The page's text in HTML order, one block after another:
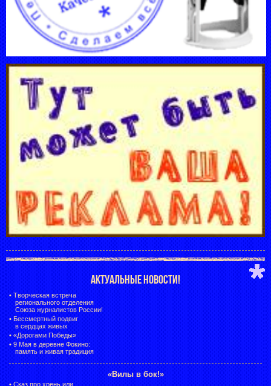
АКТУАЛЬНЫЕ НОВОСТИ!
• Творческая встреча
регионального отделения
Союза журналистов России!
• Бессмертный подвиг
в сердцах живых
• «Дорогами Победы»
• 9 Мая в деревне Фокино:
память и живая традиция
«Вилы в бок!»
• Сказ про хрень или